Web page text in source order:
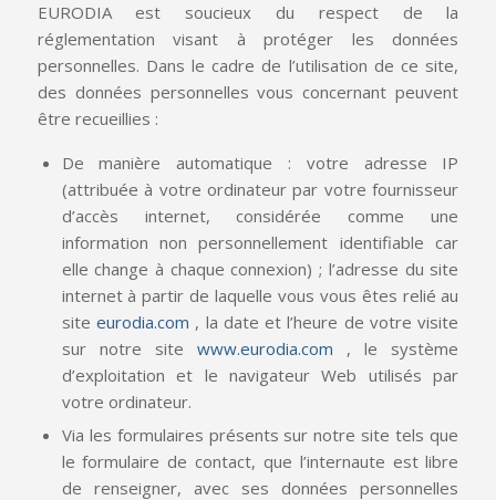
EURODIA est soucieux du respect de la
réglementation visant à protéger les données
personnelles. Dans le cadre de l’utilisation de ce site,
des données personnelles vous concernant peuvent
être recueillies :
De manière automatique : votre adresse IP
(attribuée à votre ordinateur par votre fournisseur
d’accès internet, considérée comme une
information non personnellement identifiable car
elle change à chaque connexion) ; l’adresse du site
internet à partir de laquelle vous vous êtes relié au
site eurodia.com , la date et l’heure de votre visite
sur notre site www.eurodia.com , le système
d’exploitation et le navigateur Web utilisés par
votre ordinateur.
Via les formulaires présents sur notre site tels que
le formulaire de contact, que l’internaute est libre
de renseigner, avec ses données personnelles